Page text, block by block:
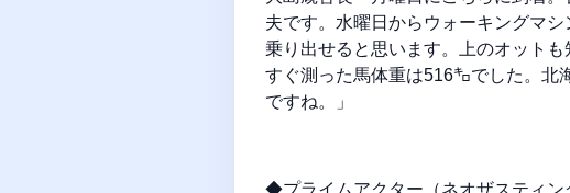
夫です。水曜日からウォーキングマ
乗り出せると思います。上のオット
すぐ測った馬体重は516㌔でした。北
ですね。」
◆プライムアクター（ネオザスティン